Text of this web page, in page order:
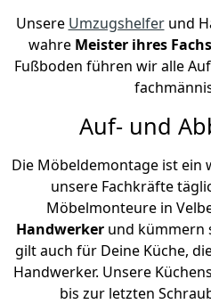
Unsere Umzugshelferund
wahre Meister ihres Fachs
Fußboden führen wir alle
Auf- und
Die Möbeldemontage ist ein
unsere Fachkräfte
Möbelmonteure in
Handwerker und kümmern
gilt auch für Deine Küche,
Handwerker. Unsere
bis zur letzten